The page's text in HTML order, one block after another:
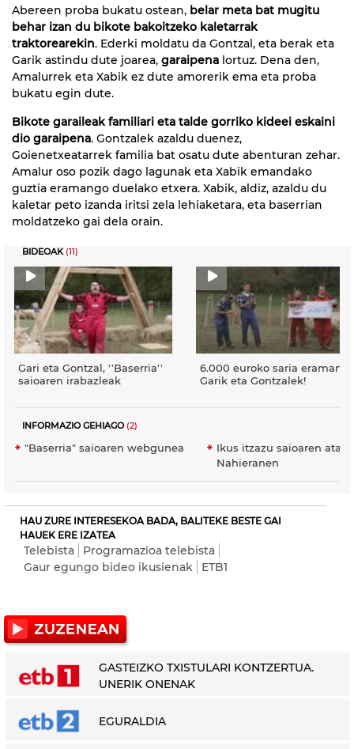
Abereen proba bukatu ostean, belar meta bat mugitu
behar izan du bikote bakoitzeko kaletarrak
traktorearekin. Ederki moldatu da Gontzal, eta berak eta
Garik astindu dute joarea, garaipena lortuz. Dena den,
Amalurrek eta Xabik ez dute amorerik ema eta proba
bukatu egin dute.
Bikote garaileak familiari eta talde gorriko kideei eskaini
dio garaipena. Gontzalek azaldu duenez,
Goienetxeatarrek familia bat osatu dute abenturan zehar.
Amalur oso pozik dago lagunak eta Xabik emandako
guztia eramango duelako etxera. Xabik, aldiz, azaldu du
kaletar peto izanda iritsi zela lehiaketara, eta baserrian
moldatzeko gai dela orain.
BIDEOAK(11)
Gari eta Gontzal, ''Baserria''
saioaren irabazleak
6.000 euroko saria eraman
Garik eta Gontzalek!
INFORMAZIO GEHIAGO(2)
"Baserria" saioaren webgunea
Ikus itzazu saioaren
Nahieranen
HAU ZURE INTERESEKOA BADA, BALITEKE BESTE GAI
HAUEK ERE IZATEA
Telebista
Programazioa telebista
Gaur egungo bideo ikusienak
ETB1
GASTEIZKO TXISTULARI KONTZERTUA.
UNERIK ONENAK
EGURALDIA